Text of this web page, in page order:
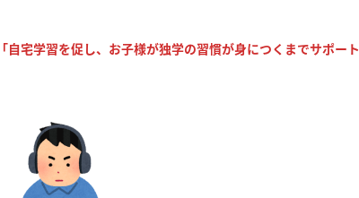
「自宅学習を促し、お子様が独学の習慣が身につくまでサポート